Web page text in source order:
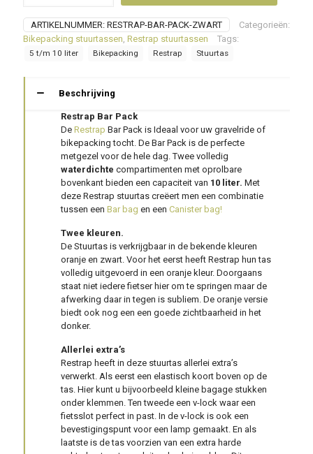
(stuurtas)
aantal
ARTIKELNUMMER: RESTRAP-BAR-PACK-ZWART
Categorieën:
Bikepacking stuurtassen, Restrap stuurtassen Tags:
5 t/m 10 liter Bikepacking Restrap Stuurtas
Beschrijving
Restrap Bar Pack
DeRestrap Bar Pack is Ideaal voor uw gravelride of
bikepacking tocht. De Bar Pack is de perfecte
metgezel voor de hele dag. Twee volledig
waterdichte compartimenten met oprolbare
bovenkant bieden een capaciteit van 10 liter. Met
deze Restrap stuurtas creëert men een combinatie
tussen eenBar bag en eenCanister bag!
Twee kleuren.
De Stuurtas is verkrijgbaar in de bekende kleuren
oranje en zwart. Voor het eerst heeft Restrap hun tas
volledig uitgevoerd in een oranje kleur. Doorgaans
staat niet iedere fietser hier om te springen maar de
afwerking daar in tegen is subliem. De oranje versie
biedt ook nog een een goede zichtbaarheid in het
donker.
Allerlei extra’s
Restrap heeft in deze stuurtas allerlei extra’s
verwerkt. Als eerst een elastisch koort boven op de
tas. Hier kunt u bijvoorbeeld kleine bagage stukken
onder klemmen. Ten tweede een v-lock waar een
fietsslot perfect in past. In de v-lock is ook een
bevestigingspunt voor een lamp gemaakt. En als
laatste is de tas voorzien van een extra harde